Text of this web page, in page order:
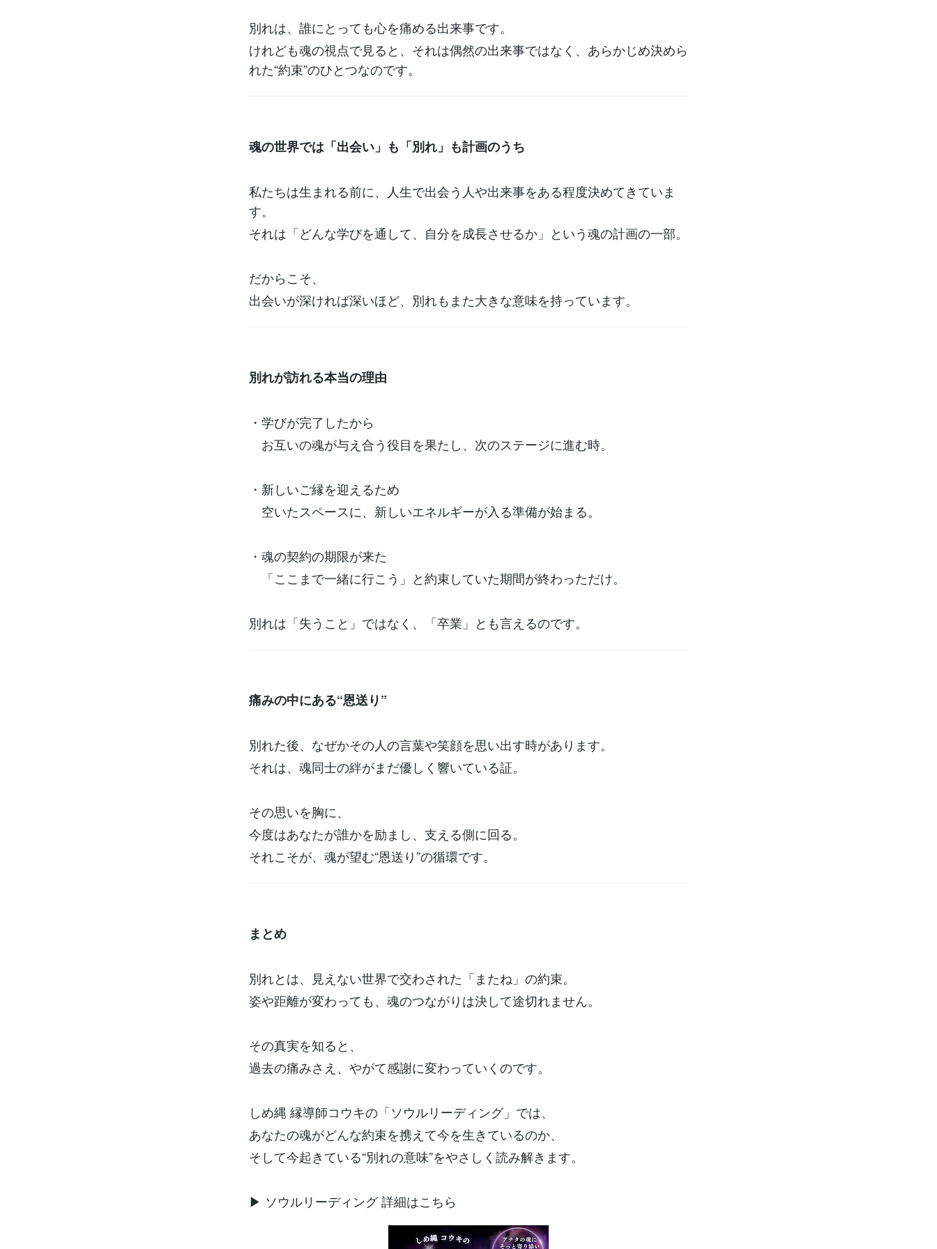
別れは、誰にとっても心を痛める出来事です。
けれども魂の視点で見ると、それは偶然の出来事ではなく、あらかじめ決めら
れた“約束”のひとつなのです。
魂の世界では「出会い」も「別れ」も計画のうち
私たちは生まれる前に、人生で出会う人や出来事をある程度決めてきていま
す。
それは「どんな学びを通して、自分を成長させるか」という魂の計画の一部。
だからこそ、
出会いが深ければ深いほど、別れもまた大きな意味を持っています。
別れが訪れる本当の理由
・学びが完了したから
お互いの魂が与え合う役目を果たし、次のステージに進む時。
・新しいご縁を迎えるため
空いたスペースに、新しいエネルギーが入る準備が始まる。
・魂の契約の期限が来た
「ここまで一緒に行こう」と約束していた期間が終わっただけ。
別れは「失うこと」ではなく、「卒業」とも言えるのです。
痛みの中にある“恩送り”
別れた後、なぜかその人の言葉や笑顔を思い出す時があります。
それは、魂同士の絆がまだ優しく響いている証。
その思いを胸に、
今度はあなたが誰かを励まし、支える側に回る。
それこそが、魂が望む“恩送り”の循環です。
まとめ
別れとは、見えない世界で交わされた「またね」の約束。
姿や距離が変わっても、魂のつながりは決して途切れません。
その真実を知ると、
過去の痛みさえ、やがて感謝に変わっていくのです。
しめ縄 縁導師コウキの「ソウルリーディング」では、
あなたの魂がどんな約束を携えて今を生きているのか、
そして今起きている“別れの意味”をやさしく読み解きます。
▶︎ ソウルリーディング 詳細はこちら